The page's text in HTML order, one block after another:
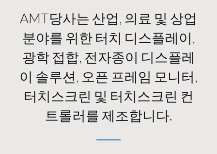
AMT당사는 산업, 의료 및 상업
분야를 위한 터치 디스플레이,
광학 접합, 전자종이 디스플레
이 솔루션, 오픈 프레임 모니터,
터치스크린 및 터치스크린 컨
트롤러를 제조합니다.